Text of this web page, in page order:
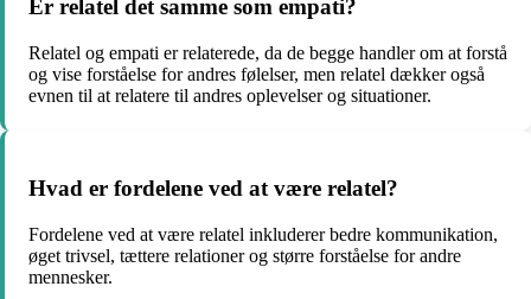
Er relatel det samme som empati?
Relatel og empati er relaterede, da de begge handler om at forstå
og vise forståelse for andres følelser, men relatel dækker også
evnen til at relatere til andres oplevelser og situationer.
Hvad er fordelene ved at være relatel?
Fordelene ved at være relatel inkluderer bedre kommunikation,
øget trivsel, tættere relationer og større forståelse for andre
mennesker.